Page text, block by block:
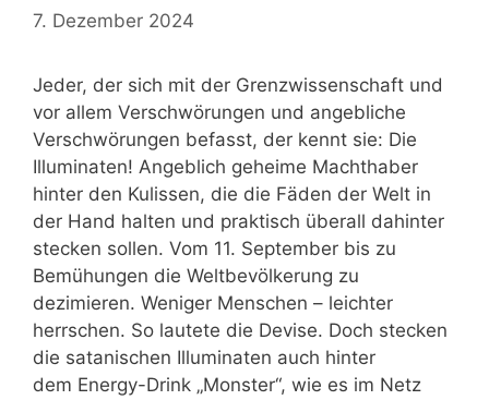
7. Dezember 2024
Jeder, der sich mit der Grenzwissenschaft und
vor allem Verschwörungen und angebliche
Verschwörungen befasst, der kennt sie: Die
Illuminaten! Angeblich geheime Machthaber
hinter den Kulissen, die die Fäden der Welt in
der Hand halten und praktisch überall dahinter
stecken sollen. Vom 11. September bis zu
Bemühungen die Weltbevölkerung zu
dezimieren. Weniger Menschen – leichter
herrschen. So lautete die Devise. Doch stecken
die satanischen Illuminaten auch hinter
dem Energy-Drink „Monster“, wie es im Netz